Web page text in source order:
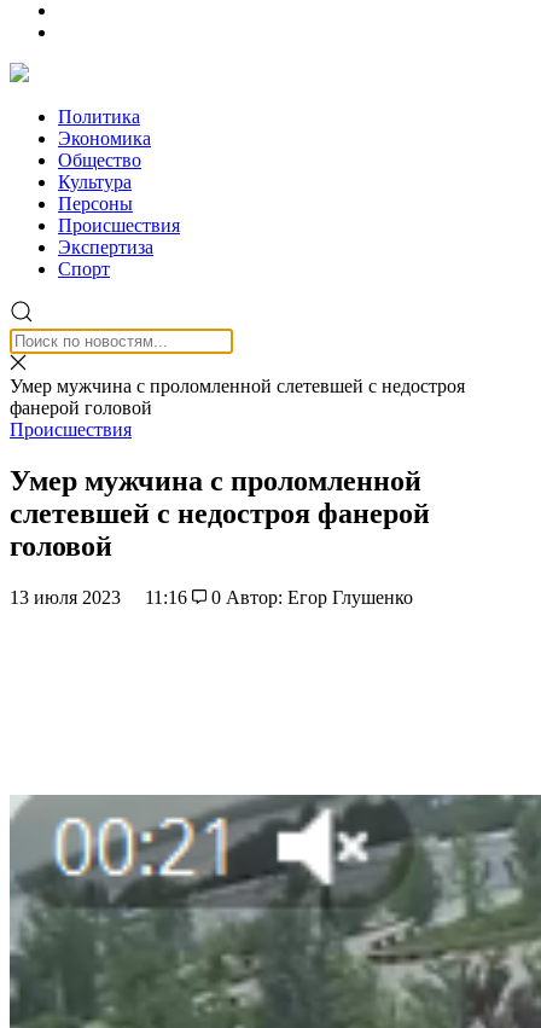
Политика
Экономика
Общество
Культура
Персоны
Происшествия
Экспертиза
Спорт
Умер мужчина с проломленной слетевшей с недостроя
фанерой головой
Происшествия
Умер мужчина с проломленной
слетевшей с недостроя фанерой
головой
13 июля 2023 11:16 0 Автор: Егор Глушенко